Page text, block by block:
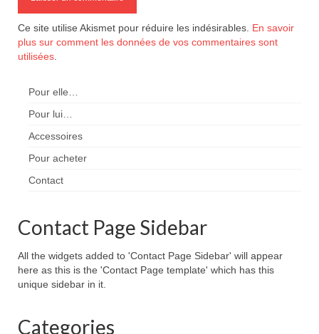
Ce site utilise Akismet pour réduire les indésirables. En savoir
plus sur comment les données de vos commentaires sont
utilisées
Pour elle…
Pour lui…
Accessoires
Pour acheter
Contact
Contact Page Sidebar
All the widgets added to 'Contact Page Sidebar' will appear
here as this is the 'Contact Page template' which has this
unique sidebar in it.
Categories